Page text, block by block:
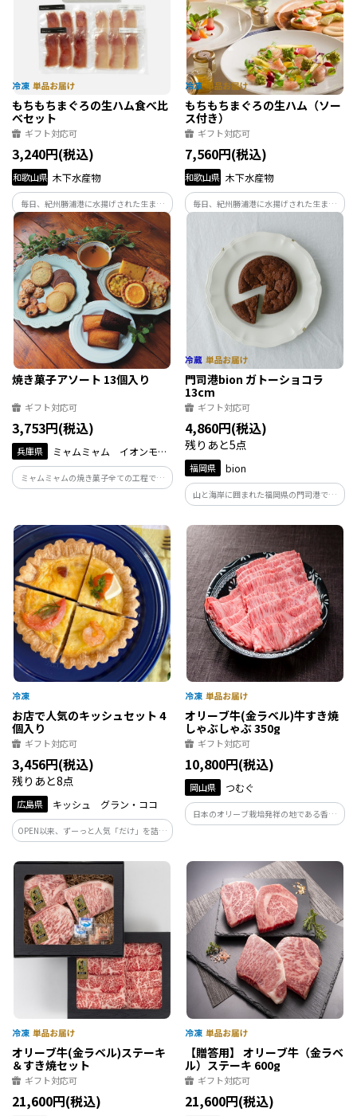
もちもちまぐろの生ハム食べ比
べセット
ギフト対応可
3,240円(税込)
和歌山県 木下水産物
毎日、紀州勝浦港に水揚げされた生まぐ
ろを一本一本見極めて買付しております。
創業大正年間より代々受け継いだプロの
目利きで選んだ産地直送の厳選生まぐろ
です。 和歌山県特産の天然生まぐろ一度
ご賞味下さい。
もちもちまぐろの生ハム（ソー
ス付き）
ギフト対応可
7,560円(税込)
和歌山県 木下水産物
毎日、紀州勝浦港に水揚げされた生まぐ
創業大正年間より代々受け継いだプロの
目利きで選んだ産地直送の厳選生まぐろ
です。 和歌山県特産の天然生まぐろ一度
ご賞味下さい。
焼き菓子アソート 13個入り
ギフト対応可
3,753円(税込)
兵庫県
ミャムミャム イオンモー
ル伊丹店
ミャムミャムの焼き菓子全ての工程で手
作りにこだわって心を込めて作らせて頂
ると思います。
門司港bion ガトーショコラ
13cm
ギフト対応可
4,860円(税込)
残りあと5点
福岡県 bion
山と海岸に囲まれた福岡県の門司港で、
国産小麦と全粒粉、発酵バターや日本の
おいしい無農薬の素材を使い、ひとつひ
とつ丁寧に、自然な甘さの焼き菓子を香
ばしく焼き上げています。保存料、添加物
不使用です。
お店で人気のキッシュセット 4
個入り
ギフト対応可
3,456円(税込)
残りあと8点
広島県 キッシュ グラン・ココ
OPEN以来、ずーっと人気「だけ」を詰め
込んで。 「こんなの絶対美味しいでし
ょ！」名前を見ただけで選んでもらえる
キッシュたちはお客さんを連れてきてく
れる実力者。そんなキッシュだけを詰め
込みました。
オリーブ牛(金ラベル)牛すき焼
しゃぶしゃぶ 350g
ギフト対応可
10,800円(税込)
岡山県 つむぐ
日本のオリーブ栽培発祥の地である香川
県・小豆島のオリーブと瀬戸内の温暖な
果実を与え育て上げた讃岐牛、それが
「オリーブ牛」です。
オリーブ牛(金ラベル)ステーキ
＆すき焼セット
ギフト対応可
21,600円(税込)
【贈答用】 オリーブ牛（金ラベ
ル）ステーキ 600g
ギフト対応可
21,600円(税込)